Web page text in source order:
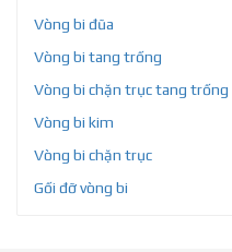
Vòng bi đũa
Vòng bi tang trống
Vòng bi chặn trục tang trống
Vòng bi kim
Vòng bi chặn trục
Gối đỡ vòng bi